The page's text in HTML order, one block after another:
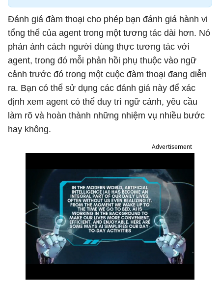
Đánh giá đàm thoại cho phép bạn đánh giá hành vi
tổng thể của agent trong một tương tác dài hơn. Nó
phản ánh cách người dùng thực tương tác với
agent, trong đó mỗi phản hồi phụ thuộc vào ngữ
cảnh trước đó trong một cuộc đàm thoại đang diễn
ra. Bạn có thể sử dụng các đánh giá này để xác
định xem agent có thể duy trì ngữ cảnh, yêu cầu
làm rõ và hoàn thành những nhiệm vụ nhiều bước
hay không.
Advertisement